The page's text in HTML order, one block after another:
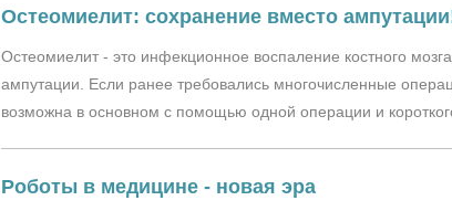
Остеомиелит: сохранение вместо
Остеомиелит - это инфекционное воспаление костного
ампутации. Если ранee требовались многочисленные
возможна в основном с помощью одной операции и
Роботы в медицине - новая эра